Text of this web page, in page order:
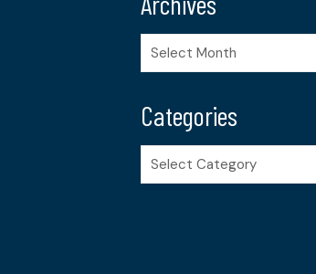
Archives
Categories
Categories